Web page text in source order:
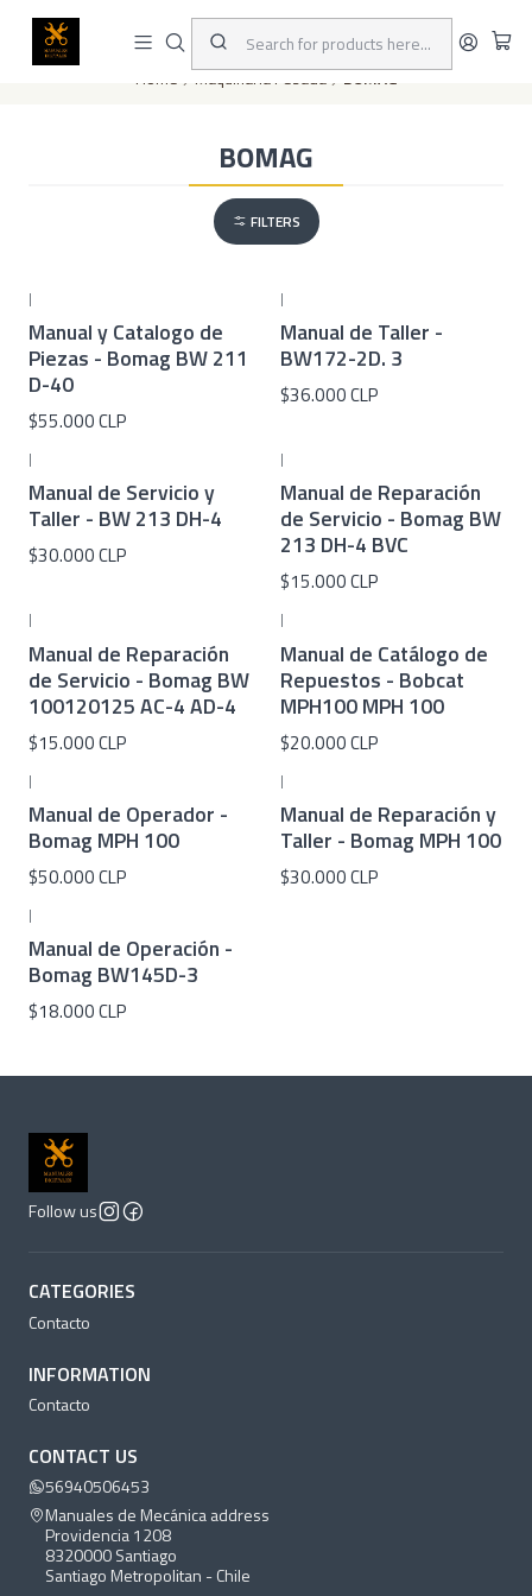
This is the slide text
Home Maquinaria Pesada BOMAG
BOMAG
FILTERS
|
Manual y Catalogo de
Piezas - Bomag BW 211
D-40
$55.000 CLP
|
Manual de Taller -
BW172-2D. 3
$36.000 CLP
|
Manual de Servicio y
Taller - BW 213 DH-4
$30.000 CLP
|
Manual de Reparación
de Servicio - Bomag BW
213 DH-4 BVC
$15.000 CLP
|
Manual de Reparación
de Servicio - Bomag BW
100120125 AC-4 AD-4
$15.000 CLP
|
Manual de Catálogo de
Repuestos - Bobcat
MPH100 ​​MPH 100
$20.000 CLP
|
Manual de Operador -
Bomag MPH 100
$50.000 CLP
|
Manual de Reparación y
Taller - Bomag MPH 100
$30.000 CLP
|
Manual de Operación -
Bomag BW145D-3
$18.000 CLP
Follow us
CATEGORIES
Contacto
INFORMATION
Contacto
CONTACT US
56940506453
Manuales de Mecánica address
Providencia 1208
8320000 Santiago
Santiago Metropolitan - Chile